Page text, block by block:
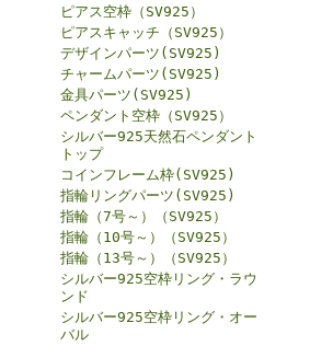
ピアス空枠（SV925）
ピアスキャッチ（SV925）
デザインパーツ(SV925)
チャームパーツ(SV925)
金具パーツ(SV925)
ペンダント空枠（SV925）
シルバー925天然石ペンダント
トップ
コインフレーム枠(SV925)
指輪リングパーツ(SV925)
指輪（7号～）（SV925）
指輪（10号～）（SV925）
指輪（13号～）（SV925）
シルバー925空枠リング・ラウ
ンド
シルバー925空枠リング・オー
バル